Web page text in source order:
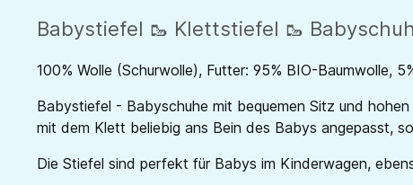
Babystiefel 🥾 Klettstiefel 🥾
100% Wolle (Schurwolle), Futter: 95% BIO-Baumwolle,
Babystiefel - Babyschuhe mit bequemen Sitz und
mit dem Klett beliebig ans Bein des Babys angepasst,
Die Stiefel sind perfekt für Babys im Kinderwagen,